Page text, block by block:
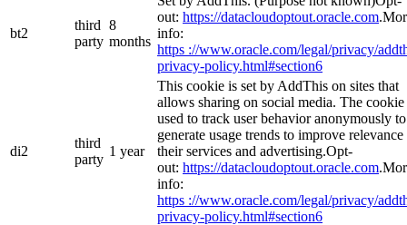
bt2
third
party
8
months
out: https://datacloudoptout.oracle.com
info:
https ://www.oracle.com/legal/privacy/
privacy-policy.html#section6
di2
third
party
1 year
This cookie is set by AddThis on sites that
allows sharing on social media. The cookie
used to track user behavior anonymously to
generate usage trends to improve relevance
their services and advertising.Opt-
out: https://datacloudoptout.oracle.com
info:
https ://www.oracle.com/legal/privacy/
privacy-policy.html#section6